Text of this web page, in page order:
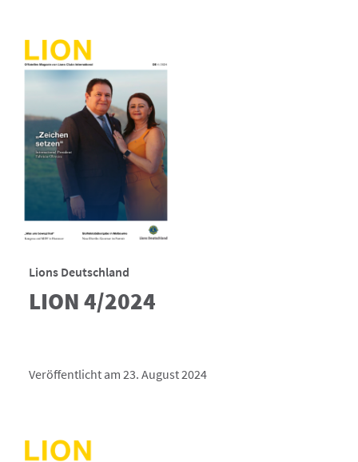
Lions Deutschland
LION 4/2024
Veröffentlicht am 23. August 2024